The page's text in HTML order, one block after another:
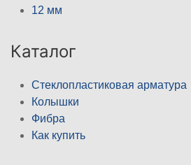
12 мм
Каталог
Стеклопластиковая арматура
Колышки
Фибра
Как купить